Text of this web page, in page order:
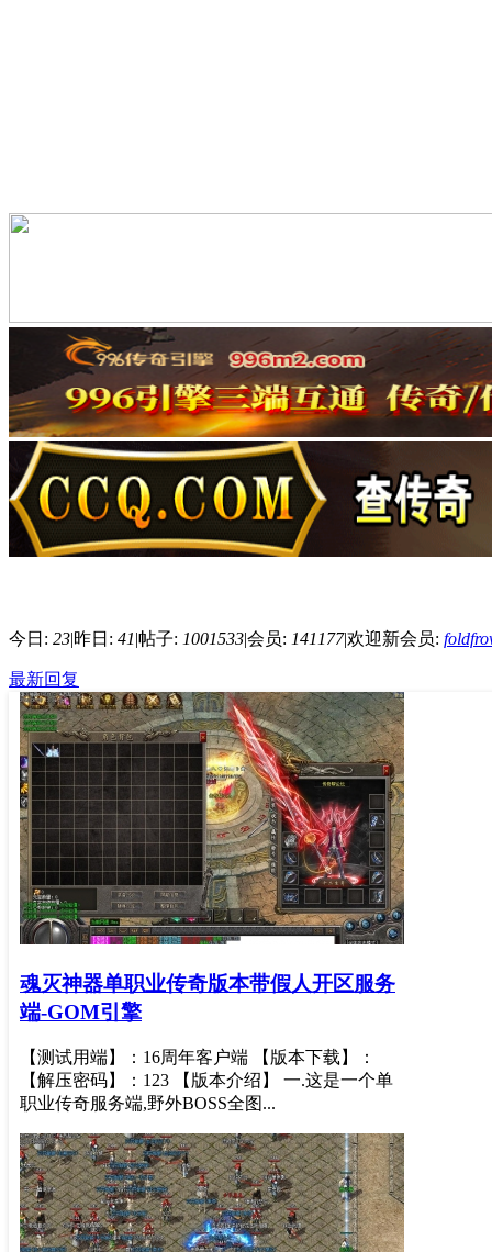
今日: 23|昨日: 41|帖子: 1001533|会员: 141177|欢迎新会员:
最新回复
魂灭神器单职业传奇版本带假人开区服务
端-GOM引擎
【测试用端】：16周年客户端 【版本下载】：
【解压密码】：123 【版本介绍】 一.这是一个单
职业传奇服务端,野外BOSS全图...